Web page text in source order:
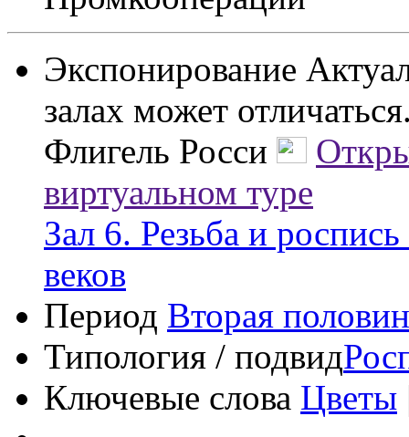
Экспонирование
залах может
Флигель Росси
виртуальном туре
Зал 6. Резьба и
веков
Период Вторая
Типология / подвид
Ключевые слова Цветы